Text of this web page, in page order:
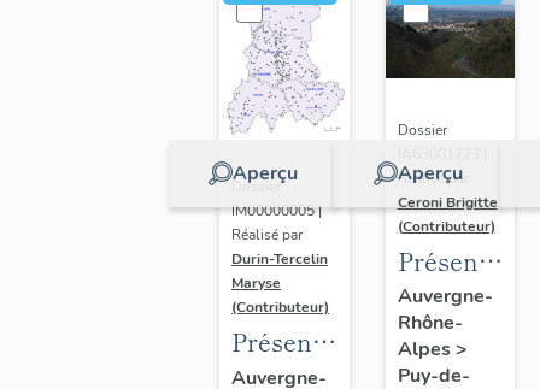
Aperçu
Dossier
IM00000005 |
Réalisé par
Durin-Tercelin
Maryse
(Contributeur)
Présentation
de
Auvergne-
Aperçu
Dossier
Réalisé par
Ceroni Brigitte
(Contributeur)
de
l'enquête
thématique
Auvergne-
Rhône-
Alpes>
Puy-de-